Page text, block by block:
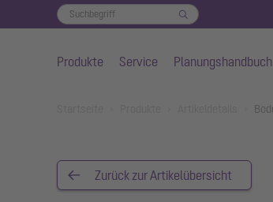
Produkte Service Planungshandbuch
Zurück zur Artikelübersicht